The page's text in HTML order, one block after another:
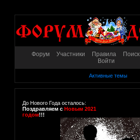
Форум Участники Правила Поиск
Войти
Активные темы
До Нового Года осталось:
Поздравляем с Новым 2021
годом!!!